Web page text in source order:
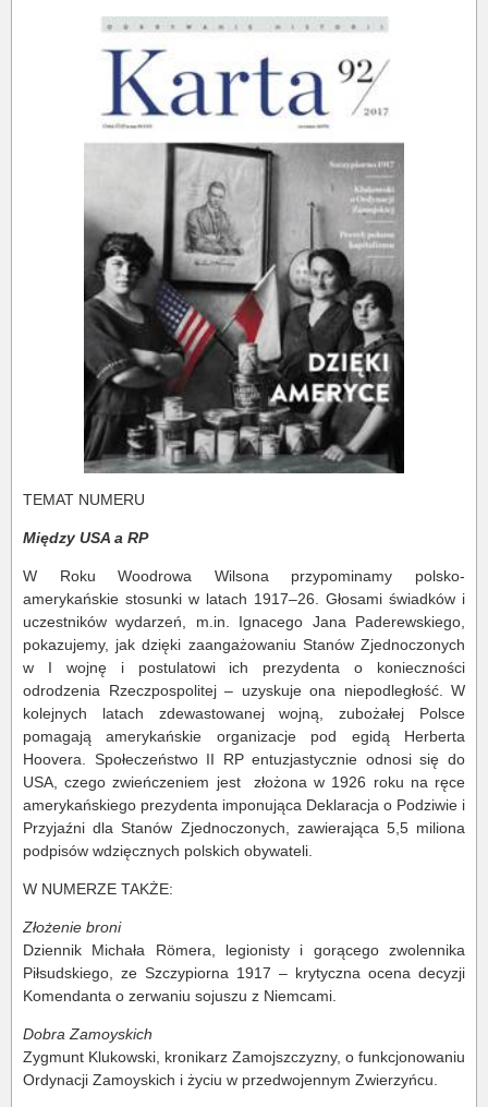
TEMAT NUMERU
Między USA a RP
W Roku Woodrowa Wilsona przypominamy polsko-
amerykańskie stosunki w latach 1917–26. Głosami świadków i
uczestników wydarzeń, m.in. Ignacego Jana Paderewskiego,
pokazujemy, jak dzięki zaangażowaniu Stanów Zjednoczonych
w I wojnę i postulatowi ich prezydenta o konieczności
odrodzenia Rzeczpospolitej – uzyskuje ona niepodległość. W
kolejnych latach zdewastowanej wojną, zubożałej Polsce
pomagają amerykańskie organizacje pod egidą Herberta
Hoovera. Społeczeństwo II RP entuzjastycznie odnosi się do
USA, czego zwieńczeniem jest złożona w 1926 roku na ręce
amerykańskiego prezydenta imponująca Deklaracja o Podziwie i
Przyjaźni dla Stanów Zjednoczonych, zawierająca 5,5 miliona
podpisów wdzięcznych polskich obywateli.
W NUMERZE TAKŻE:
Złożenie broni
Dziennik Michała Römera, legionisty i gorącego zwolennika
Piłsudskiego, ze Szczypiorna 1917 – krytyczna ocena decyzji
Komendanta o zerwaniu sojuszu z Niemcami.
Dobra Zamoyskich
Zygmunt Klukowski, kronikarz Zamojszczyzny, o funkcjonowaniu
Ordynacji Zamoyskich i życiu w przedwojennym Zwierzyńcu.